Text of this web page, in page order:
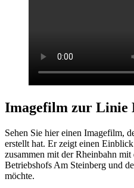
Imagefilm zur Linie
Sehen Sie hier einen Imagefilm,
erstellt hat. Er zeigt einen
zusammen mit der Rheinbahn
Betriebshofs Am Steinberg und
möchte.